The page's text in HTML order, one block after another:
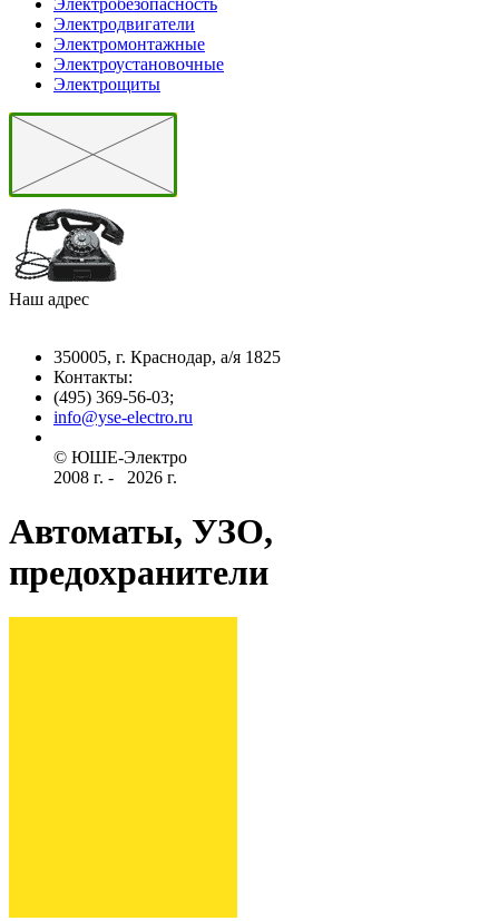
Электродвигатели
Электромонтажные
Электроустановочные
Электрощиты
Наш адрес
350005, г. Краснодар, а/я 1825
Контакты: ­
(495) 369-56-03;
info@yse-electro.ru­
© ЮШЕ-Эл­ектро ­
2008 г­. - ­ ­­­­­
2026 г.
Автоматы, УЗО,
предохранители